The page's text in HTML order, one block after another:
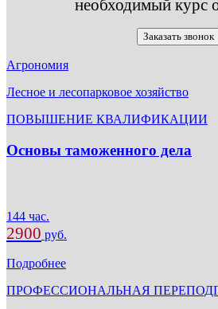
необходимый курс
Заказать звонок
Агрономия
Лесное и лесопарковое хозяйство
ПОВЫШЕНИЕ КВАЛИФИКАЦИИ
Основы таможенного дела
144 час.
2900 руб.
Подробнее
ПРОФЕССИОНАЛЬНАЯ